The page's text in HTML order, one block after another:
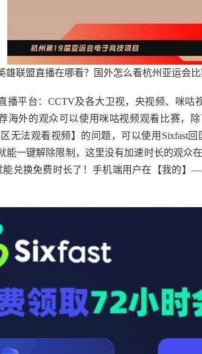
雄联盟直播在哪看？国外怎么看杭州亚运会比
播平台：CCTV及各大卫视，央视频、咪
海外的观众可以使用咪咕视频观看比赛，
无法观看视频】的问题，可以使用Sixfast
能一键解除限制，这里没有加速时长的观众
能兑换免费时长了！手机端用户在【我的